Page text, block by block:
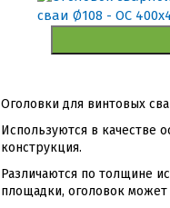
Оголовки для винтовых
Используются в качестве
конструкция.
Различаются по толщине
площадки, оголовок